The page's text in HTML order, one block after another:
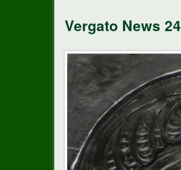
Vergato News 24